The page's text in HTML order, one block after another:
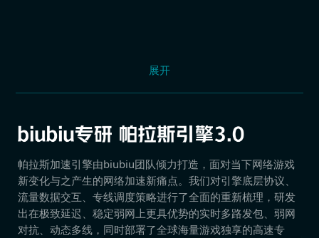
展开
帕拉斯加速引擎由biubiu团队倾力打造，面对当下网络游戏
新变化与之产生的网络加速新痛点。我们对引擎底层协议、
流量数据交互、专线调度策略进行了全面的重新梳理，研发
出在极致延迟、稳定弱网上更具优势的实时多路发包、弱网
对抗、动态多线，同时部署了全球海量游戏独享的高速专